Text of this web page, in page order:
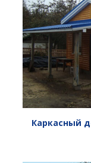
Каркасный